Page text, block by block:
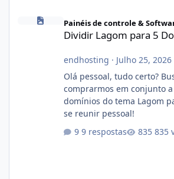
Painéis de controle &
Dividir Lagom para 5
endhosting · Julho 25,
Olá pessoal, tudo certo?
comprarmos em conjunto
domínios do tema Lagom para
se reunir pessoal!
9 respostas
835